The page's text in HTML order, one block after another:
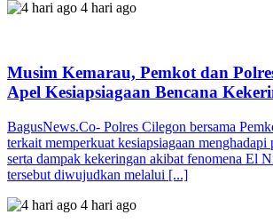
4 hari ago
Musim Kemarau, Pemkot dan
Apel Kesiapsiagaan Bencana
BagusNews.Co- Polres Cilegon bersama
terkait memperkuat kesiapsiagaan menghadapi
serta dampak kekeringan akibat fenomena El
tersebut diwujudkan melalui [...]
4 hari ago